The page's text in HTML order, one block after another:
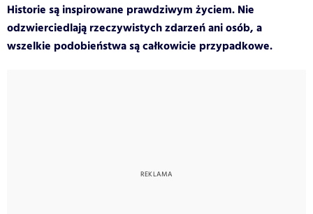
Historie są inspirowane prawdziwym życiem. Nie
odzwierciedlają rzeczywistych zdarzeń ani osób, a
wszelkie podobieństwa są całkowicie przypadkowe.